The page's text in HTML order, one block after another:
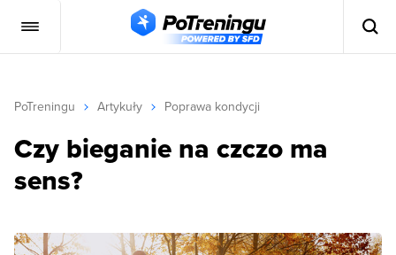
PoTreningu Artykuły Poprawa kondycji
Czy bieganie na czczo ma
sens?